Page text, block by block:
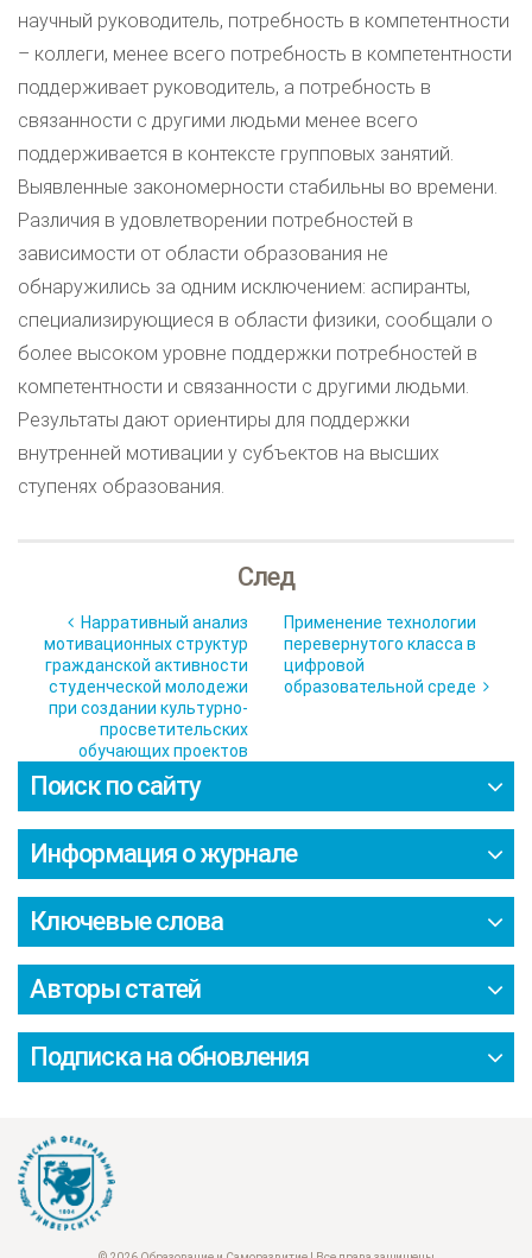
научный руководитель, потребность в компетентности
– коллеги, менее всего потребность в компетентности
поддерживает руководитель, а потребность в
связанности с другими людьми менее всего
поддерживается в контексте групповых занятий.
Выявленные закономерности стабильны во времени.
Различия в удовлетворении потребностей в
зависимости от области образования не
обнаружились за одним исключением: аспиранты,
специализирующиеся в области физики, сообщали о
более высоком уровне поддержки потребностей в
компетентности и связанности с другими людьми.
Результаты дают ориентиры для поддержки
внутренней мотивации у субъектов на высших
ступенях образования.
След
Нарративный анализ
мотивационных структур
гражданской активности
студенческой молодежи
при создании культурно-
просветительских
обучающих проектов
Применение технологии
перевернутого класса в
цифровой
образовательной среде
Поиск по сайту
Информация о журнале
Ключевые слова
Авторы статей
Подписка на обновления